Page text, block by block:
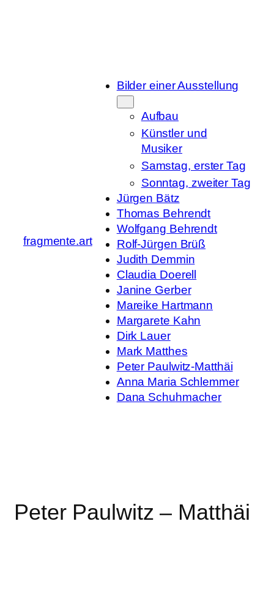
fragmente.art
Bilder einer Ausstellung
Aufbau
Künstler und
Musiker
Samstag, erster Tag
Sonntag, zweiter Tag
Jürgen Bätz
Thomas Behrendt
Wolfgang Behrendt
Rolf-Jürgen Brüß
Judith Demmin
Claudia Doerell
Janine Gerber
Mareike Hartmann
Margarete Kahn
Dirk Lauer
Mark Matthes
Peter Paulwitz-Matthäi
Anna Maria Schlemmer
Dana Schuhmacher
Peter Paulwitz – Matthäi